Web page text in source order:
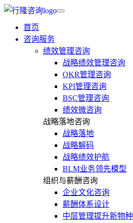
首页
咨询服务
绩效管理咨询
战略绩效管理咨询
OKR管理咨询
KPI管理咨询
BSC管理咨询
绩效微咨询
战略落地咨询
战略落地
战略解码
战略绩效护航
BLM业务领先模型
组织与薪酬咨询
企业文化咨询
薪酬体系设计
中层管理提升新物种